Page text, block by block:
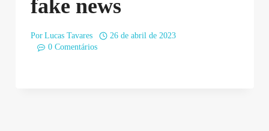
fake news
Por Lucas Tavares
26 de abril de 2023
0 Comentários